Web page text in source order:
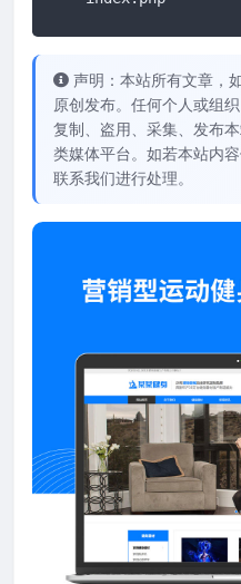
声明：本站所有文章，
原创发布。任何个人或组
复制、盗用、采集、发布
类媒体平台。如若本站内
联系我们进行处理。